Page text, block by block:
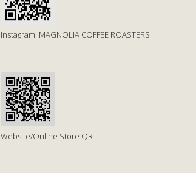
instagram: MAGNOLIA COFFEE ROASTERS
Website/Online Store QR